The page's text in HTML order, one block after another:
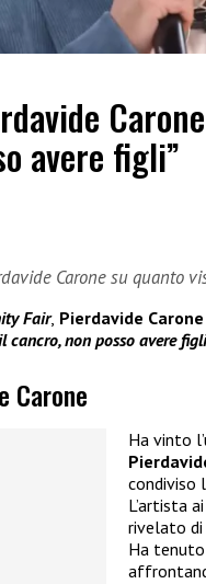
avere figli”
Carone su quanto
Fair, Pierdavide Carone
cancro, non posso avere
Carone
Ha vinto
condiviso
L’artista
rivelato
Ha